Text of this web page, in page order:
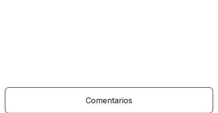
Comentarios